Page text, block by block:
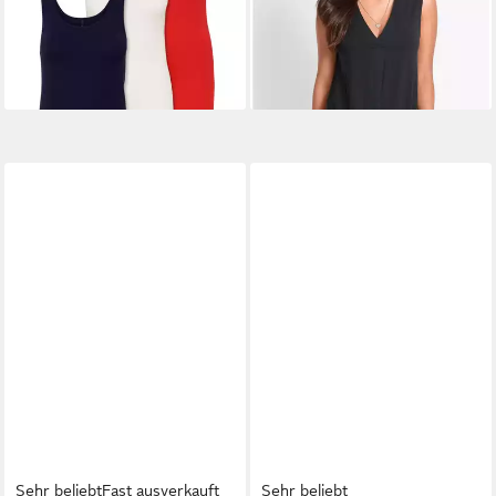
+10
Sehr beliebtFast ausverkauft Sehr beliebt